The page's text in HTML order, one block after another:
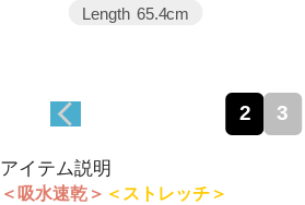
Length 65.4cm
2 3
アイテム説明
＜吸水速乾＞ ＜ストレッチ＞